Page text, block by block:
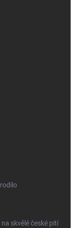
skvělé české pití